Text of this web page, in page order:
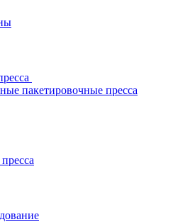
пакетировочные пресса